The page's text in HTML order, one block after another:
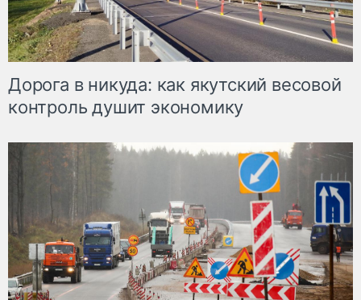
Дорога в никуда: как якутский весовой
контроль душит экономику